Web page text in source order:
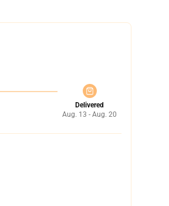
Delivered
Aug. 13 - Aug. 20